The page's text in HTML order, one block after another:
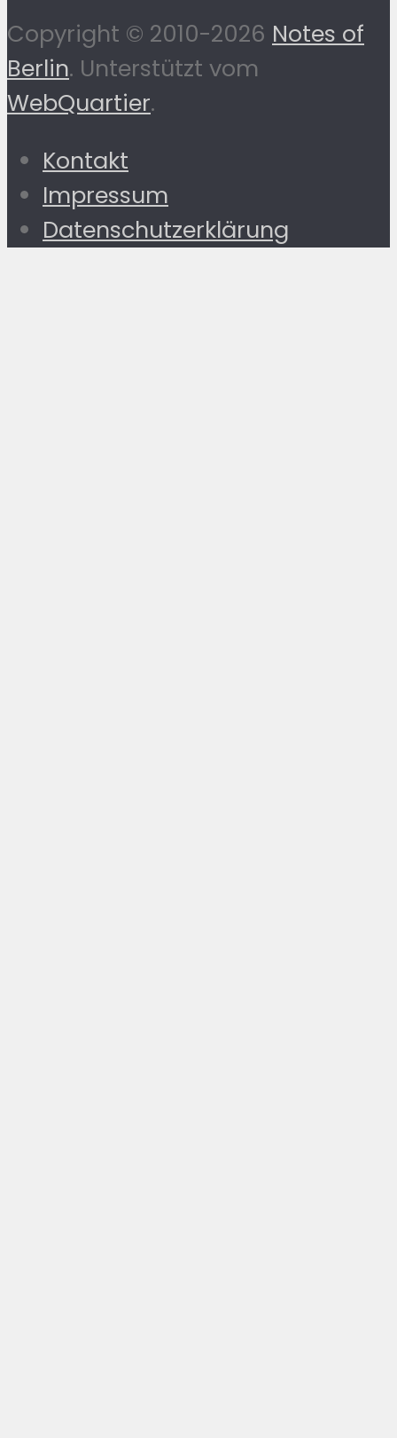
Copyright © 2010-2026 Notes of
Berlin. Unterstützt vom
WebQuartier.
Kontakt
Impressum
Datenschutzerklärung